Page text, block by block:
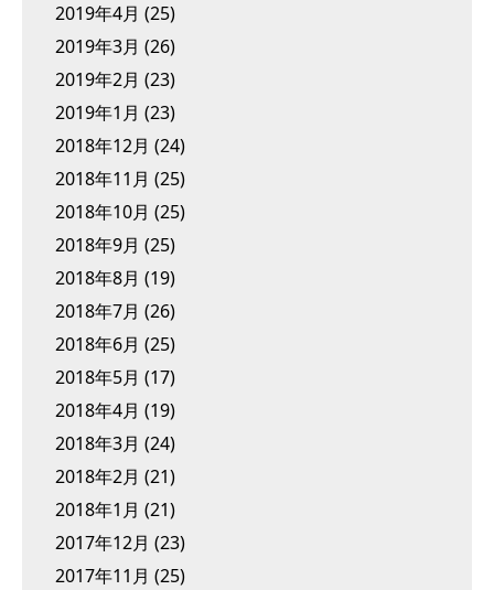
2019年4月 (25)
2019年3月 (26)
2019年2月 (23)
2019年1月 (23)
2018年12月 (24)
2018年11月 (25)
2018年10月 (25)
2018年9月 (25)
2018年8月 (19)
2018年7月 (26)
2018年6月 (25)
2018年5月 (17)
2018年4月 (19)
2018年3月 (24)
2018年2月 (21)
2018年1月 (21)
2017年12月 (23)
2017年11月 (25)